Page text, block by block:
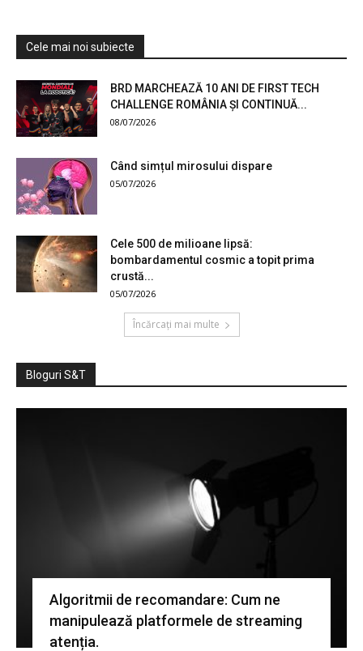
Cele mai noi subiecte
BRD MARCHEAZĂ 10 ANI DE FIRST TECH
CHALLENGE ROMÂNIA ȘI CONTINUĂ...
08/07/2026
Când simțul mirosului dispare
05/07/2026
Cele 500 de milioane lipsă:
bombardamentul cosmic a topit prima
crustă...
05/07/2026
Încărcați mai multe
Bloguri S&T
Algoritmii de recomandare: Cum ne
manipulează platformele de streaming
atenția.